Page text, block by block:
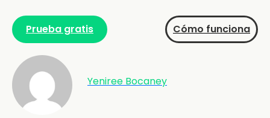
Prueba gratis Cómo funciona
Yeniree Bocaney